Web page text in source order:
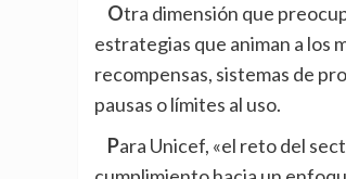
Otra dimensión que
estrategias que animan a los
recompensas, sistemas de
pausas o límites al uso.
Para Unicef, «el reto del sector es avanzar desde una protección centrada en privacidad y